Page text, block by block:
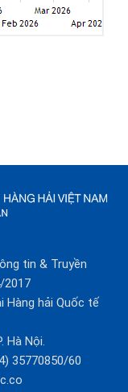
tin & Truyền
2017
Hàng hải Quốc tế
Hà Nội.
35770850/60